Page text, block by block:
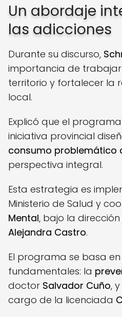
Un abordaje
las adicciones
Durante su discurso,
importancia de
territorio y fortalecer la
local.
Explicó que el programa
iniciativa provincial
consumo problemático
perspectiva integral.
Esta estrategia es
Ministerio de Salud y
Mental, bajo la
Alejandra Castro.
El programa se basa en
fundamentales: la
doctor Salvador Cuño,
cargo de la licenciada